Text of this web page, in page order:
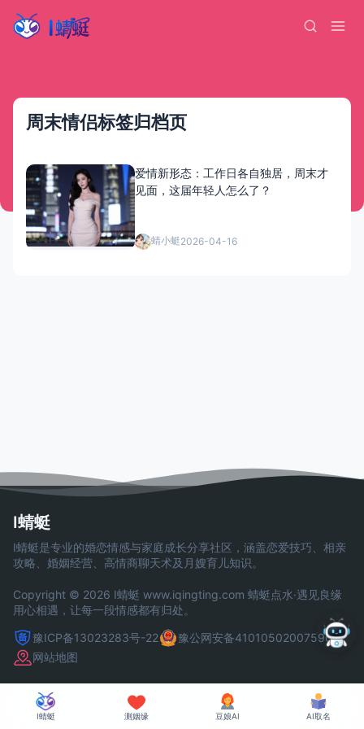
周末情侣标签归档页
爱情新形态：工作日各自独居，周末才
见面，这届年轻人怎么了？
蜻小蜓2026-04-16
I蜻蜓
I蜻蜓是专业的婚恋情感与家庭成长分享社区，涵盖恋爱技巧、相亲
攻略、婚姻经营、高情商聊天术及月嫂育儿知识。
Copyright © 2026 I蜻蜓 www.iqingting.com 蜻蜓点水·遇见良缘
用心相遇，让每一段情感都有归处。
豫ICP备13023283号-22
豫公网安备41010502007590号
网站地图
I蜻蜓 测姻缘 豆娘AI AI取名